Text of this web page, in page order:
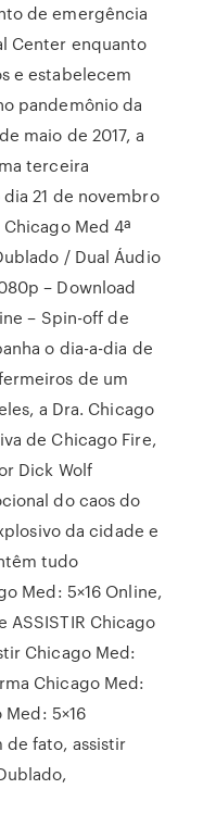
de emergência
Center enquanto
e estabelecem
pandemônio da
maio de 2017, a
terceira
21 de novembro
Chicago Med 4ª
/ Dual Áudio
– Download
– Spin-off de
o dia-a-dia de
de um
a Dra. Chicago
de Chicago Fire,
Dick Wolf
do caos do
da cidade e
tudo
Med: 5×16 Online,
Chicago
Chicago Med:
Chicago Med:
5×16
fato, assistir